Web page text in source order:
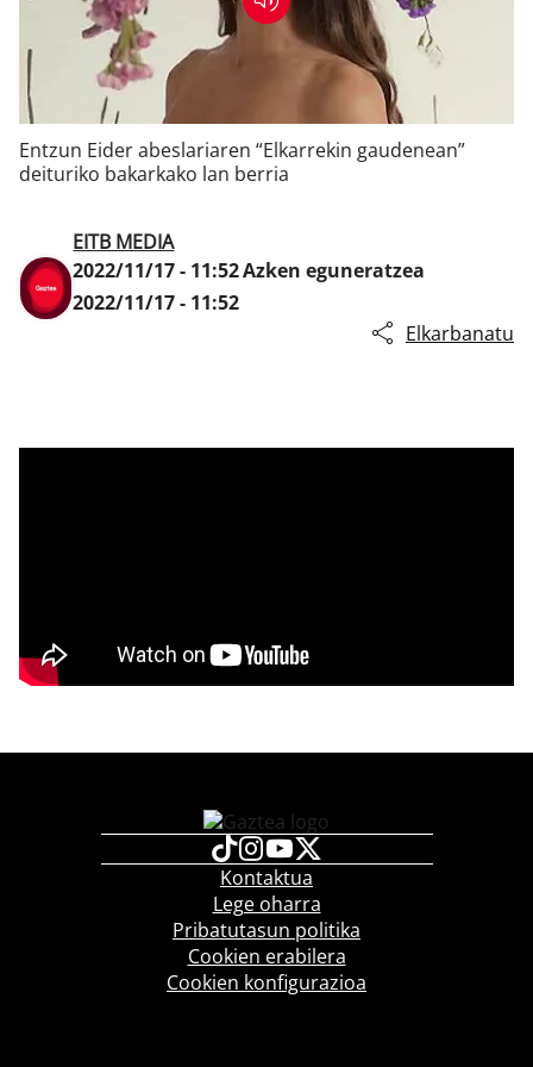
Klisk
Entzun Eider abeslariaren “Elkarrekin gaudenean”
deituriko bakarkako lan berria
EITB MEDIA
2022/11/17 - 11:52Azken eguneratzea
2022/11/17 - 11:52
Elkarbanatu
Kontaktua
Lege oharra
Pribatutasun politika
Cookien erabilera
Cookien konfigurazioa